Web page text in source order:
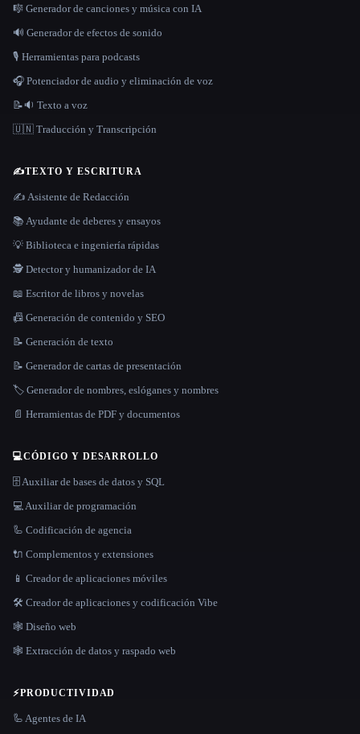
🎼 Generador de canciones y música con IA
🔊 Generador de efectos de sonido
🎙️ Herramientas para podcasts
🎧 Potenciador de audio y eliminación de voz
📝🔉 Texto a voz
🇺🇳 Traducción y Transcripción
✍️TEXTO Y ESCRITURA
✍️ Asistente de Redacción
📚 Ayudante de deberes y ensayos
💡 Biblioteca e ingeniería rápidas
🕵️ Detector y humanizador de IA
📖 Escritor de libros y novelas
📠 Generación de contenido y SEO
📝 Generación de texto
📝 Generador de cartas de presentación
🏷️ Generador de nombres, eslóganes y nombres
📄 Herramientas de PDF y documentos
💻CÓDIGO Y DESARROLLO
🗄️ Auxiliar de bases de datos y SQL
💻 Auxiliar de programación
🦾 Codificación de agencia
🔌 Complementos y extensiones
📱 Creador de aplicaciones móviles
🛠️ Creador de aplicaciones y codificación Vibe
🕸 Diseño web
🕸️ Extracción de datos y raspado web
⚡PRODUCTIVIDAD
🦾 Agentes de IA